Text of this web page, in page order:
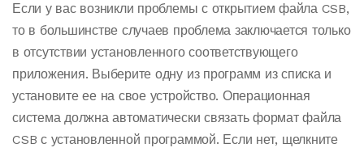
Если у вас возникли проблемы с открытием файла CSB,
то в большинстве случаев проблема заключается только
в отсутствии установленного соответствующего
приложения. Выберите одну из программ из списка и
установите ее на свое устройство. Операционная
система должна автоматически связать формат файла
CSB с установленной программой. Если нет, щелкните